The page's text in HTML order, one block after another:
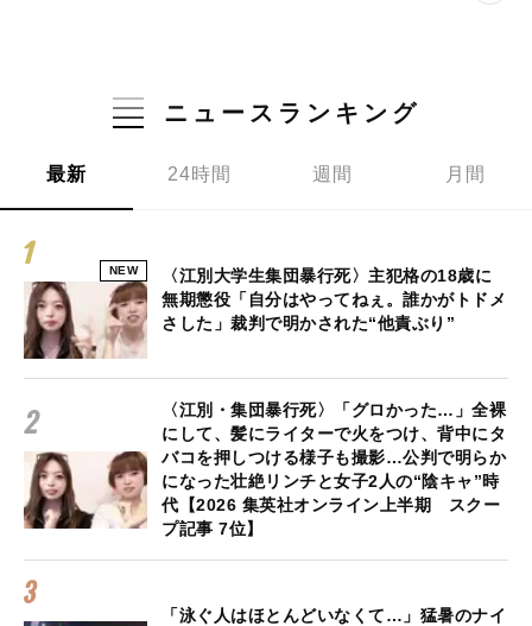
ニュースランキング
最新 24時間 週間 月間
NEW
〈江別大学生集団暴行死〉主犯格の18歳に
無期懲役「自分はやってねぇ。誰かがトドメ
さした」裁判で明かされた“他責ぶり”
〈江別・集団暴行死〉「グロかった…」全裸
にして、髪にライターで火をつけ、背中にタ
バコを押しつける様子も撮影…公判で明らか
になった壮絶リンチと女子2人の“陰キャ”時
代【2026 集英社オンライン上半期 スクー
プ記事 7位】
「泳ぐ人はほとんどいなくて…」猛暑のナイ